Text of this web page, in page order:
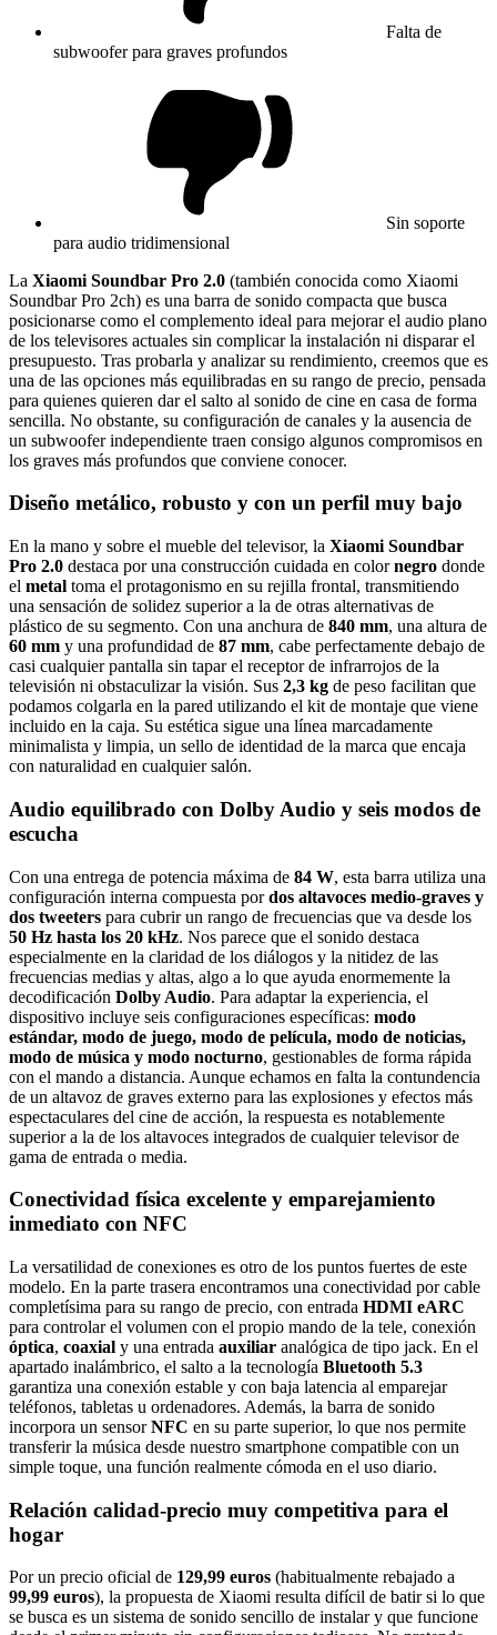
Falta de
subwoofer para graves profundos
Sin soporte
para audio tridimensional
La Xiaomi Soundbar Pro 2.0 (también conocida como Xiaomi
Soundbar Pro 2ch) es una barra de sonido compacta que busca
posicionarse como el complemento ideal para mejorar el audio plano
de los televisores actuales sin complicar la instalación ni disparar el
presupuesto. Tras probarla y analizar su rendimiento, creemos que es
una de las opciones más equilibradas en su rango de precio, pensada
para quienes quieren dar el salto al sonido de cine en casa de forma
sencilla. No obstante, su configuración de canales y la ausencia de
un subwoofer independiente traen consigo algunos compromisos en
los graves más profundos que conviene conocer.
Diseño metálico, robusto y con un perfil muy bajo
En la mano y sobre el mueble del televisor, la Xiaomi Soundbar
Pro 2.0 destaca por una construcción cuidada en colornegro donde
el metal toma el protagonismo en su rejilla frontal, transmitiendo
una sensación de solidez superior a la de otras alternativas de
plástico de su segmento. Con una anchura de 840 mm, una altura de
60 mm y una profundidad de 87 mm, cabe perfectamente debajo de
casi cualquier pantalla sin tapar el receptor de infrarrojos de la
televisión ni obstaculizar la visión. Sus 2,3 kg de peso facilitan que
podamos colgarla en la pared utilizando el kit de montaje que viene
incluido en la caja. Su estética sigue una línea marcadamente
minimalista y limpia, un sello de identidad de la marca que encaja
con naturalidad en cualquier salón.
Audio equilibrado con Dolby Audio y seis modos de
escucha
Con una entrega de potencia máxima de 84 W, esta barra utiliza una
configuración interna compuesta pordos altavoces medio-graves y
dos tweeters para cubrir un rango de frecuencias que va desde los
50 Hz hasta los 20 kHz. Nos parece que el sonido destaca
especialmente en la claridad de los diálogos y la nitidez de las
frecuencias medias y altas, algo a lo que ayuda enormemente la
decodificación Dolby Audio. Para adaptar la experiencia, el
dispositivo incluye seis configuraciones específicas: modo
estándar, modo de juego, modo de película, modo de noticias,
modo de música y modo nocturno, gestionables de forma rápida
con el mando a distancia. Aunque echamos en falta la contundencia
de un altavoz de graves externo para las explosiones y efectos más
espectaculares del cine de acción, la respuesta es notablemente
superior a la de los altavoces integrados de cualquier televisor de
gama de entrada o media.
Conectividad física excelente y emparejamiento
inmediato con NFC
La versatilidad de conexiones es otro de los puntos fuertes de este
modelo. En la parte trasera encontramos una conectividad por cable
completísima para su rango de precio, con entrada HDMI eARC
para controlar el volumen con el propio mando de la tele, conexión
óptica, coaxial y una entrada auxiliar analógica de tipo jack. En el
apartado inalámbrico, el salto a la tecnología Bluetooth 5.3
garantiza una conexión estable y con baja latencia al emparejar
teléfonos, tabletas u ordenadores. Además, la barra de sonido
incorpora un sensorNFC en su parte superior, lo que nos permite
transferir la música desde nuestro smartphone compatible con un
simple toque, una función realmente cómoda en el uso diario.
Relación calidad-precio muy competitiva para el
hogar
Por un precio oficial de 129,99 euros (habitualmente rebajado a
99,99 euros), la propuesta de Xiaomi resulta difícil de batir si lo que
se busca es un sistema de sonido sencillo de instalar y que funcione